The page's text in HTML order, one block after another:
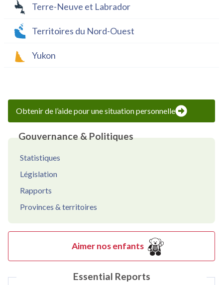
Terre-Neuve et Labrador
Territoires du Nord-Ouest
Yukon
Obtenir de l’aide pour une situation personnelle
Gouvernance & Politiques
Statistiques
Législation
Rapports
Provinces & territoires
Aimer nos enfants
Essential Reports